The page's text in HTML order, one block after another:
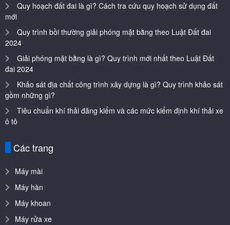
Quy hoạch đất đai là gì? Cách tra cứu quy hoạch sử dụng đất
mới
Quy trình bồi thường giải phóng mặt bằng theo Luật Đất đai
2024
Giải phóng mặt bằng là gì? Quy trình mới nhất theo Luật Đất
đai 2024
Khảo sát địa chất công trình xây dựng là gì? Quy trình khảo sát
gồm những gì?
Tiêu chuẩn khí thải đăng kiểm và các mức kiểm định khí thải xe
ô tô
Các trang
Máy mài
Máy hàn
Máy khoan
Máy rửa xe